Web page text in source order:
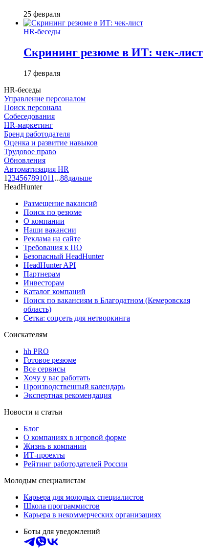
25 февраля
HR-беседы
Скрининг резюме в ИТ: чек-лист
17 февраля
HR-беседы
Управление персоналом
Поиск персонала
Собеседования
HR-маркетинг
Бренд работодателя
Оценка и развитие навыков
Трудовое право
Обновления
Автоматизация HR
1 234567891011 ...88дальше
HeadHunter
Размещение вакансий
Поиск по резюме
О компании
Наши вакансии
Реклама на сайте
Требования к ПО
Безопасный HeadHunter
HeadHunter API
Партнерам
Инвесторам
Каталог компаний
Поиск по вакансиям в Благодатном (Кемеровская
область)
Сетка: соцсеть для нетворкинга
Соискателям
hh PRO
Готовое резюме
Все сервисы
Хочу у вас работать
Производственный календарь
Экспертная рекомендация
Новости и статьи
Блог
О компаниях в игровой форме
Жизнь в компании
ИТ-проекты
Рейтинг работодателей России
Молодым специалистам
Карьера для молодых специалистов
Школа программистов
Карьера в некоммерческих организациях
Боты для уведомлений